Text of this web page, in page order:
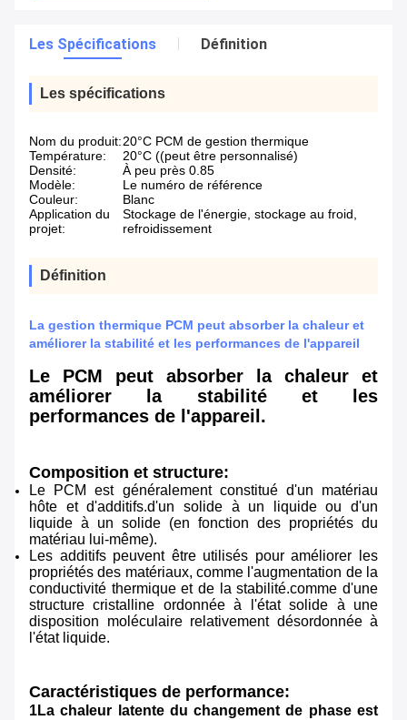
Les Spécifications Définition
Les spécifications
Nom du produit:20°C PCM de gestion thermique
Température:
20°C ((peut être personnalisé)
Densité:
À peu près 0.85
Modèle:
Le numéro de référence
Couleur:
Blanc
Application du
projet:
Stockage de l'énergie, stockage au froid,
refroidissement
Définition
La gestion thermique PCM peut absorber la chaleur et
améliorer la stabilité et les performances de l'appareil
Le PCM peut absorber la chaleur et
améliorer la stabilité et les
performances de l'appareil.
Composition et structure:
Le PCM est généralement constitué d'un matériau
hôte et d'additifs.d'un solide à un liquide ou d'un
liquide à un solide (en fonction des propriétés du
matériau lui-même).
Les additifs peuvent être utilisés pour améliorer les
propriétés des matériaux, comme l'augmentation de la
conductivité thermique et de la stabilité.comme d'une
structure cristalline ordonnée à l'état solide à une
disposition moléculaire relativement désordonnée à
l'état liquide.
Caractéristiques de performance:
1La chaleur latente du changement de phase est